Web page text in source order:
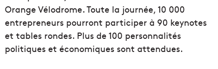
Orange Vélodrome. Toute la journée, 10 000
entrepreneurs pourront participer à 90 keynotes
et tables rondes. Plus de 100 personnalités
politiques et économiques sont attendues.